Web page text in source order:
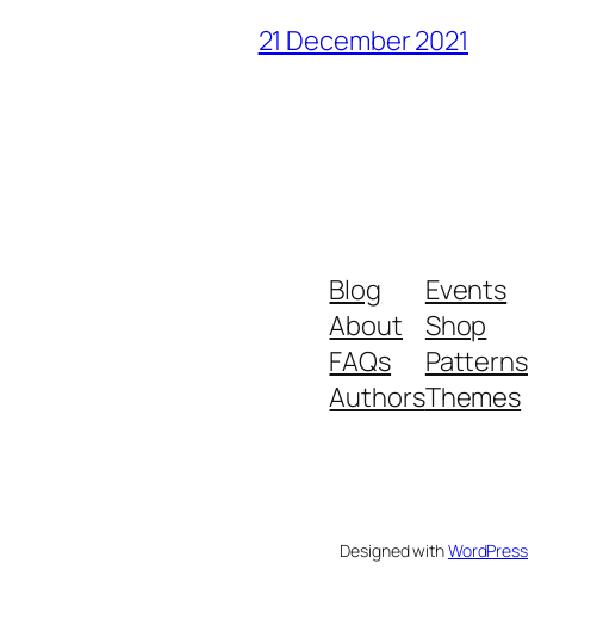
21 December 2021
Blog
About
FAQs
Authors
Events
Shop
Patterns
Themes
Designed withWordPress